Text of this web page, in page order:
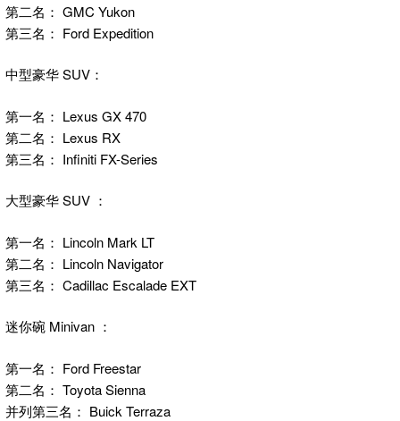
第二名： GMC Yukon
第三名： Ford Expedition
中型豪华 SUV：
第一名： Lexus GX 470
第二名： Lexus RX
第三名： Infiniti FX-Series
大型豪华 SUV ：
第一名： Lincoln Mark LT
第二名： Lincoln Navigator
第三名： Cadillac Escalade EXT
迷你碗 Minivan ：
第一名： Ford Freestar
第二名： Toyota Sienna
并列第三名： Buick Terraza